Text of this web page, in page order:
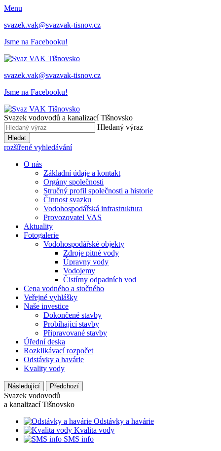
Menu
svazek.vak@svazvak-tisnov.cz
Jsme na Facebooku!
svazek.vak@svazvak-tisnov.cz
Jsme na Facebooku!
Svazek vodovodů a kanalizací Tišnovsko
Hledaný výraz
Hledat
rozšířené vyhledávání
O nás
Základní údaje a kontakt
Orgány společnosti
Stručný profil společnosti a historie
Činnost svazku
Vodohospodářská infrastruktura
Provozovatel VAS
Aktuality
Fotogalerie
Vodohospodářské objekty
Zdroje pitné vody
Úpravny vody
Vodojemy
Čistírny odpadních vod
Cena vodného a stočného
Veřejné vyhlášky
Naše investice
Dokončené stavby
Probíhající stavby
Připravované stavby
Úřední deska
Rozklikávací rozpočet
Odstávky a havárie
Kvality vody
Následující Předchozí
Svazek vodovodů
a kanalizací Tišnovsko
Odstávky a havárie
Kvalita vody
SMS info